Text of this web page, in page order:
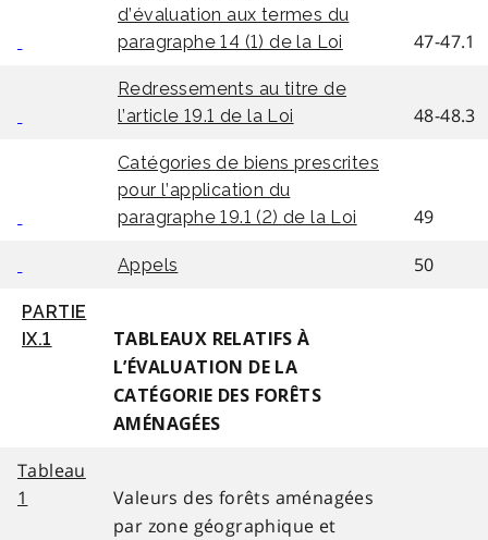
d’évaluation aux termes du
paragraphe 14 (1) de la Loi
47-47.1
Redressements au titre de
l’article 19.1 de la Loi
48-48.3
Catégories de biens prescrites
pour l’application du
paragraphe 19.1 (2) de la Loi
49
Appels 50
PARTIE
IX.1
TABLEAUX RELATIFS À
L’ÉVALUATION DE LA
CATÉGORIE DES FORÊTS
AMÉNAGÉES
Tableau
1
Valeurs des forêts aménagées
par zone géographique et